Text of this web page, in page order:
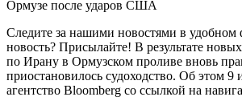
Следите за нашими новостями в удобном
новость? Присылайте! В результате
по Ирану в Ормузском проливе вновь
приостановилось судоходство. Об этом
агентство Bloomberg со ссылкой на